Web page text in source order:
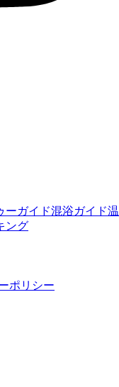
ーガイド混浴ガイド温
ング
ポリシー